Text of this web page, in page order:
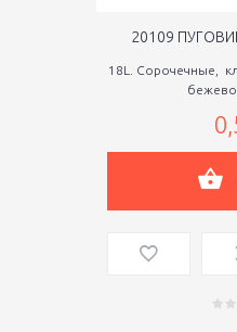
20109
18L. Сорочечные,